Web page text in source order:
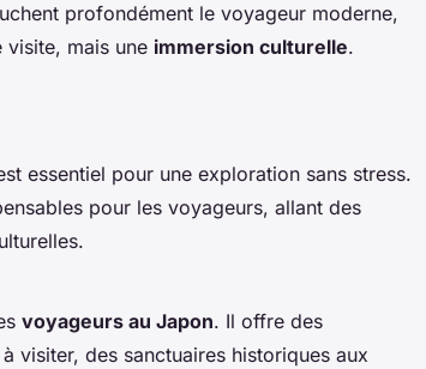
profondément le voyageur moderne,
visite, mais une immersion culturelle.
essentiel pour une exploration sans stress.
pour les voyageurs, allant des
voyageurs au Japon. Il offre des
visiter, des sanctuaires historiques aux